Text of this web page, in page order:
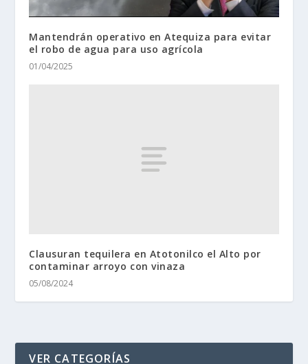
Mantendrán operativo en Atequiza para evitar
el robo de agua para uso agrícola
01/04/2025
Clausuran tequilera en Atotonilco el Alto por
contaminar arroyo con vinaza
05/08/2024
VER CATEGORÍAS